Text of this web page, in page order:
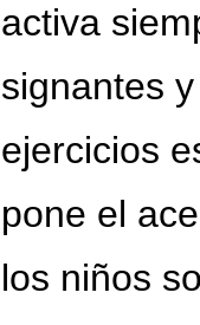
activa
signantes
ejercicios
pone el
los niños